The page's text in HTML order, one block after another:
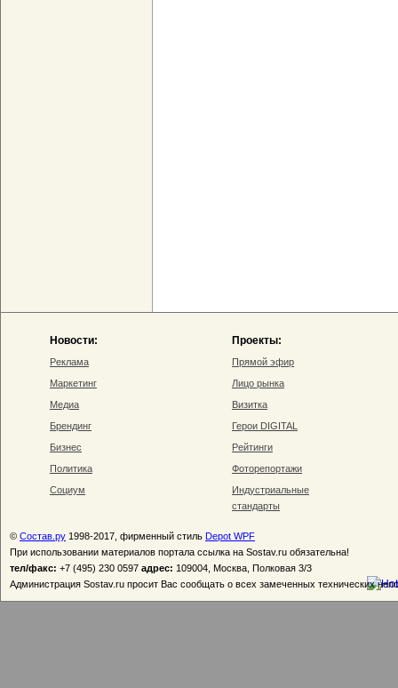
Новости:
Реклама
Маркетинг
Медиа
Брендинг
Бизнес
Политика
Социум
Проекты:
Прямой эфир
Лицо рынка
Визитка
Герои DIGITAL
Рейтинги
Фоторепортажи
Индустриальные
стандарты
© Состав.ру 1998-2017, фирменный стиль Depot WPF
При использовании материалов портала ссылка на Sostav.ru обязательна!
тел/факс: +7 (495) 230 0597 адрес: 109004, Москва, Полковая 3/3
Администрация Sostav.ru просит Вас сообщать о всех замеченных технических